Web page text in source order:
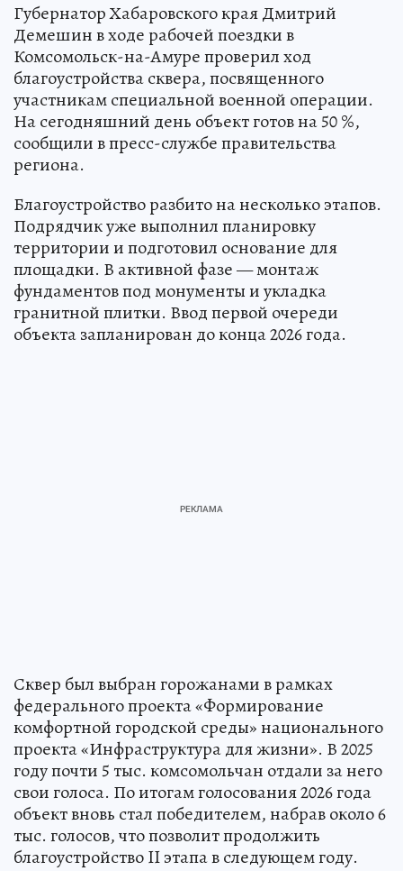
Губернатор Хабаровского края Дмитрий
Демешин в ходе рабочей поездки в
Комсомольск-на-Амуре проверил ход
благоустройства сквера, посвященного
участникам специальной военной операции.
На сегодняшний день объект готов на 50 %,
сообщили в пресс-службе правительства
региона.
Благоустройство разбито на несколько этапов.
Подрядчик уже выполнил планировку
территории и подготовил основание для
площадки. В активной фазе — монтаж
фундаментов под монументы и укладка
гранитной плитки. Ввод первой очереди
объекта запланирован до конца 2026 года.
Сквер был выбран горожанами в рамках
федерального проекта «Формирование
комфортной городской среды» национального
проекта «Инфраструктура для жизни». В 2025
году почти 5 тыс. комсомольчан отдали за него
свои голоса. По итогам голосования 2026 года
объект вновь стал победителем, набрав около 6
тыс. голосов, что позволит продолжить
благоустройство II этапа в следующем году.